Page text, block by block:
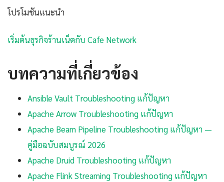
โปรโมชันแนะนำ
เริ่มต้นธุรกิจร้านเน็ตกับ Cafe Network
บทความที่เกี่ยวข้อง
Ansible Vault Troubleshooting แก้ปัญหา
Apache Arrow Troubleshooting แก้ปัญหา
Apache Beam Pipeline Troubleshooting แก้ปัญหา —
คู่มือฉบับสมบูรณ์ 2026
Apache Druid Troubleshooting แก้ปัญหา
Apache Flink Streaming Troubleshooting แก้ปัญหา